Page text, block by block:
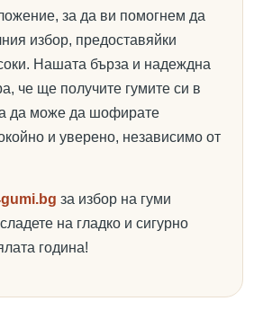
за да ви помогнем да
избор, предоставяйки
Нашата бърза и надеждна
че ще получите гумите си в
да може да шофирате
и уверено, независимо от
за избор на гуми
на гладко и сигурно
година!